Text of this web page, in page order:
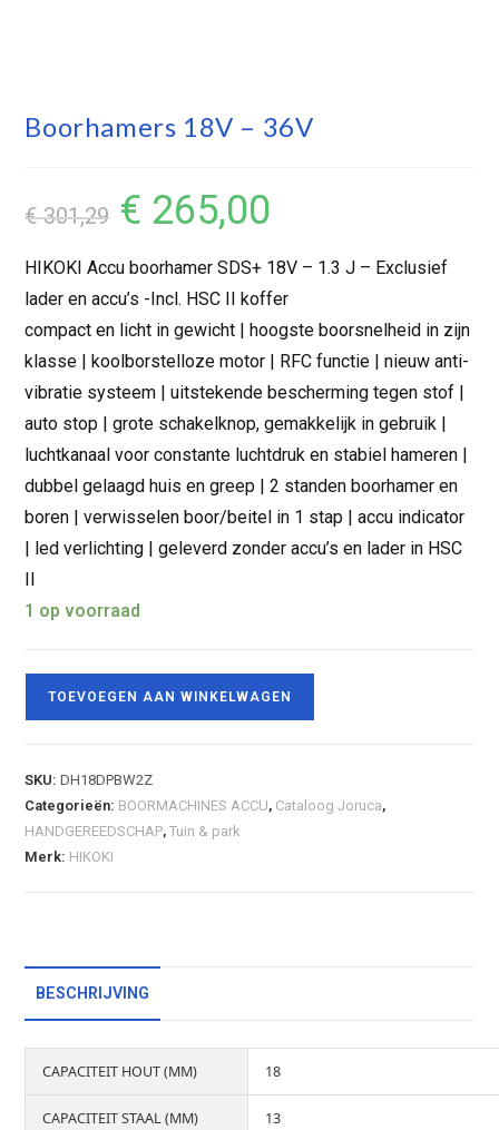
Boorhamers 18V – 36V
€301,29 € 265,00
HIKOKI Accu boorhamer SDS+ 18V – 1.3 J – Exclusief
lader en accu’s -Incl. HSC II koffer
compact en licht in gewicht | hoogste boorsnelheid in zijn
klasse | koolborstelloze motor | RFC functie | nieuw anti-
vibratie systeem | uitstekende bescherming tegen stof |
auto stop | grote schakelknop, gemakkelijk in gebruik |
luchtkanaal voor constante luchtdruk en stabiel hameren |
dubbel gelaagd huis en greep | 2 standen boorhamer en
boren | verwisselen boor/beitel in 1 stap | accu indicator
| led verlichting | geleverd zonder accu’s en lader in HSC
1 op voorraad
TOEVOEGEN AAN WINKELWAGEN
SKU:DH18DPBW2Z
Categorieën: BOORMACHINES ACCU, Cataloog Joruca,
HANDGEREEDSCHAP,Tuin & park
Merk: HIKOKI
BESCHRIJVING
CAPACITEIT HOUT (MM) 18
CAPACITEIT STAAL (MM) 13